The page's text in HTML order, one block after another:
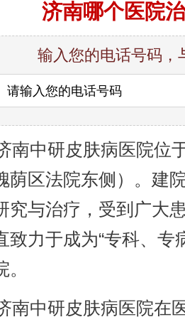
济南哪个医院
输入您的电话号码，
中研皮肤病医院位
荫区法院东侧）。建
究与治疗，受到广大
致力于成为“专科、专
。
中研皮肤病医院在